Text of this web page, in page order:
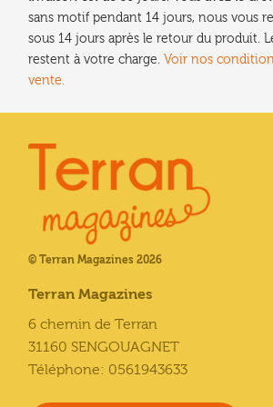
sans motif pendant 14 jours, nous vous
sous 14 jours après le retour du produit.
restent à votre charge. Voir nos
vente.
© Terran Magazines 2026
Terran Magazines
6 chemin de Terran
31160 SENGOUAGNET
Téléphone: 0561943633